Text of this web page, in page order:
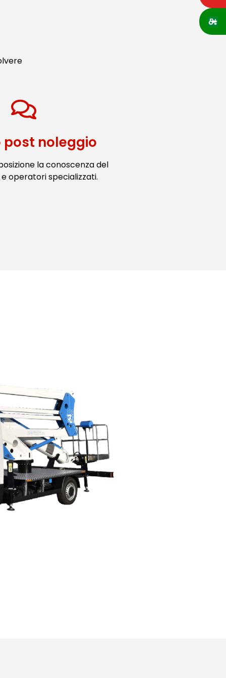
post noleggio
la conoscenza del
operatori specializzati.